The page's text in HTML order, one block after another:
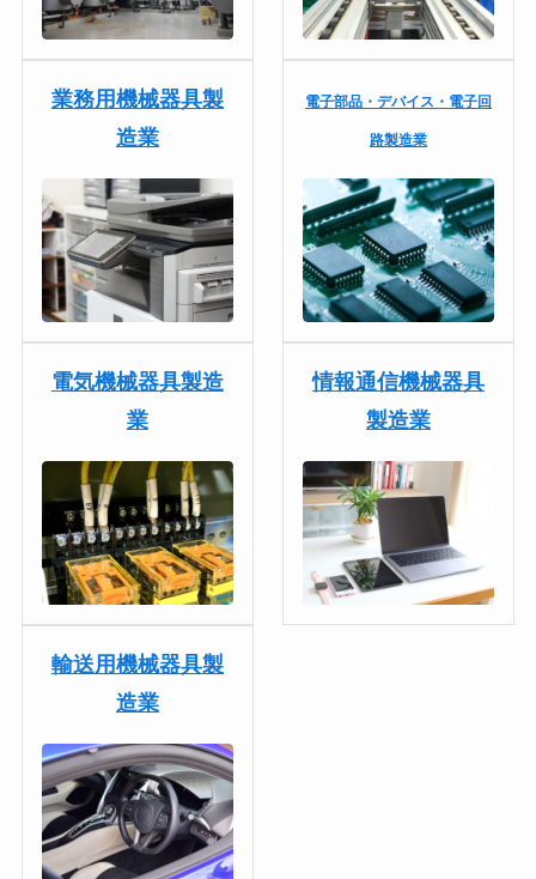
業務用機械器具製
造業
電子部品・デバイス・電子回
路製造業
電気機械器具製造
業
情報通信機械器具
製造業
輸送用機械器具製
造業